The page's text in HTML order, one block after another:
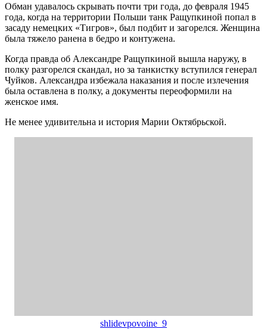
Обман удавалось скрывать почти три года, до февраля 1945
года, когда на территории Польши танк Ращупкиной попал в
засаду немецких «Тигров», был подбит и загорелся. Женщина
была тяжело ранена в бедро и контужена.
Когда правда об Александре Ращупкиной вышла наружу, в
полку разгорелся скандал, но за танкистку вступился генерал
Чуйков. Александра избежала наказания и после излечения
была оставлена в полку, а документы переоформили на
женское имя.
Не менее удивительна и история Марии Октябрьской.
shlidevpovoine_9